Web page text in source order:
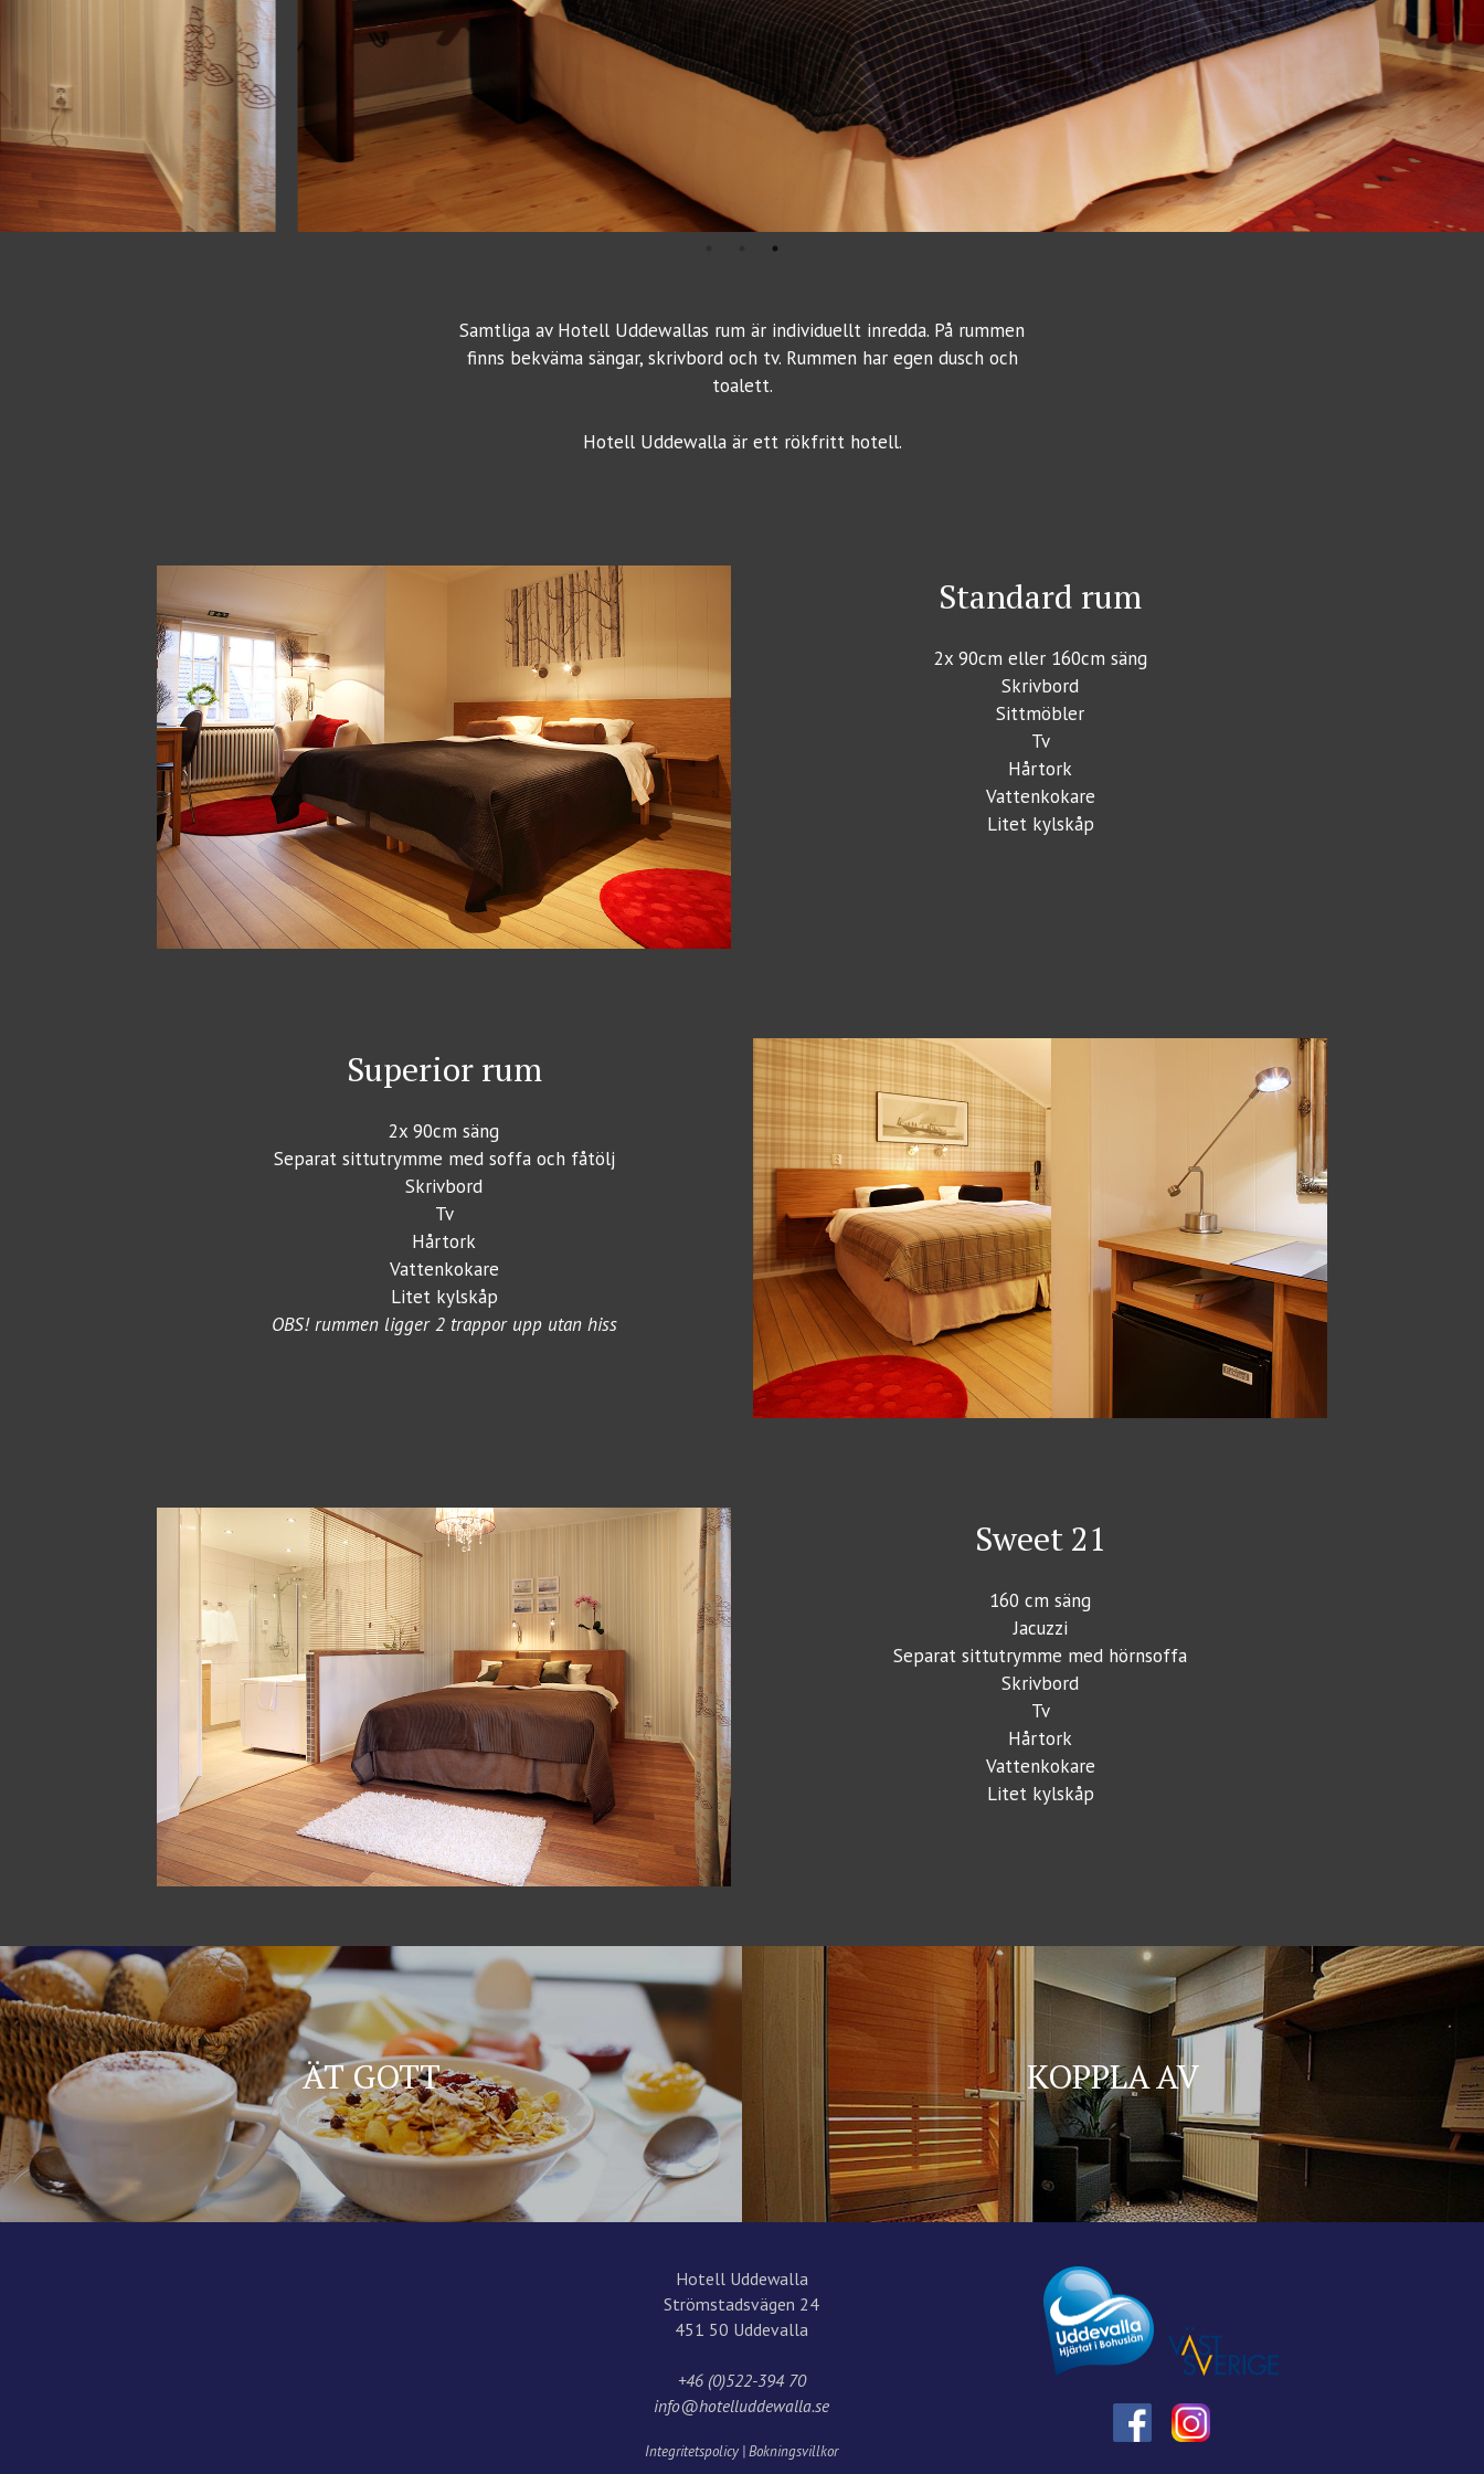
Samtliga av Hotell Uddewallas rum är individuellt inredda. På rummen
finns bekväma sängar, skrivbord och tv. Rummen har egen dusch och
toalett.
Hotell Uddewalla är ett rökfritt hotell.
Standard rum
2x 90cm eller 160cm säng
Skrivbord
Sittmöbler
Tv
Hårtork
Vattenkokare
Litet kylskåp
Superior rum
2x 90cm säng
Separat sittutrymme med soffa och fåtölj
Skrivbord
Tv
Hårtork
Vattenkokare
Litet kylskåp
OBS! rummen ligger 2 trappor upp utan hiss
Sweet 21
160 cm säng
Jacuzzi
Separat sittutrymme med hörnsoffa
Skrivbord
Tv
Hårtork
Vattenkokare
Litet kylskåp
ÄT GOTT KOPPLA AV
Hotell Uddewalla
Strömstadsvägen 24
451 50 Uddevalla
+46 (0)522-394 70
info@hotelluddewalla.se
Integritetspolicy |Bokningsvillkor